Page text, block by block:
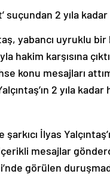
suçundan 2 yıla
yabancı uyruklu
hakim karşısına
konu mesajları
2 yıla
şarkıcı İlyas
mesajlar
görülen